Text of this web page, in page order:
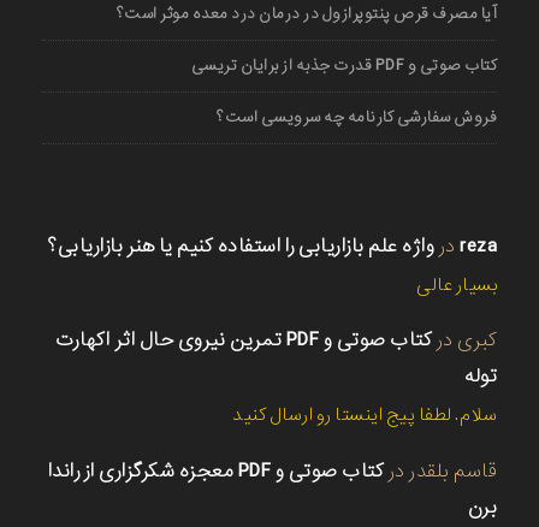
آیا مصرف قرص پنتوپرازول در درمان درد معده موثر است؟
کتاب صوتی و PDF قدرت جذبه از برایان تریسی
فروش سفارشی کارنامه چه سرویسی است؟
reza در واژه علم بازاریابی را استفاده کنیم یا هنر بازاریابی؟
بسیار عالی
کبری در
کتاب صوتی و PDF تمرین نیروی حال اثر اکهارت
توله
سلام. لطفا پیج اینستا رو ارسال کنید
قاسم بلقدر در
کتاب صوتی و PDF معجزه شکرگزاری از راندا
برن